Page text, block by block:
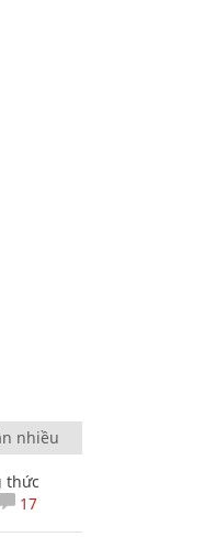
nhiều
thức
17